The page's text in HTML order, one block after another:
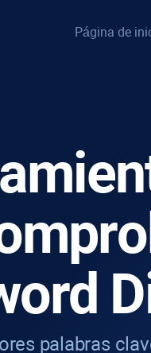
Página de
palabras